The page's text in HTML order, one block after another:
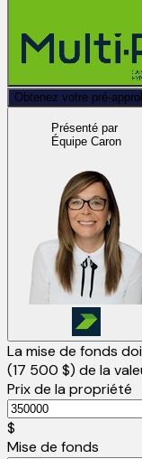
Obtenez votre pré-
Présenté par
Équipe Caron
La mise de fonds
(17 500 $) de la
Prix de la propriété
$
Mise de fonds